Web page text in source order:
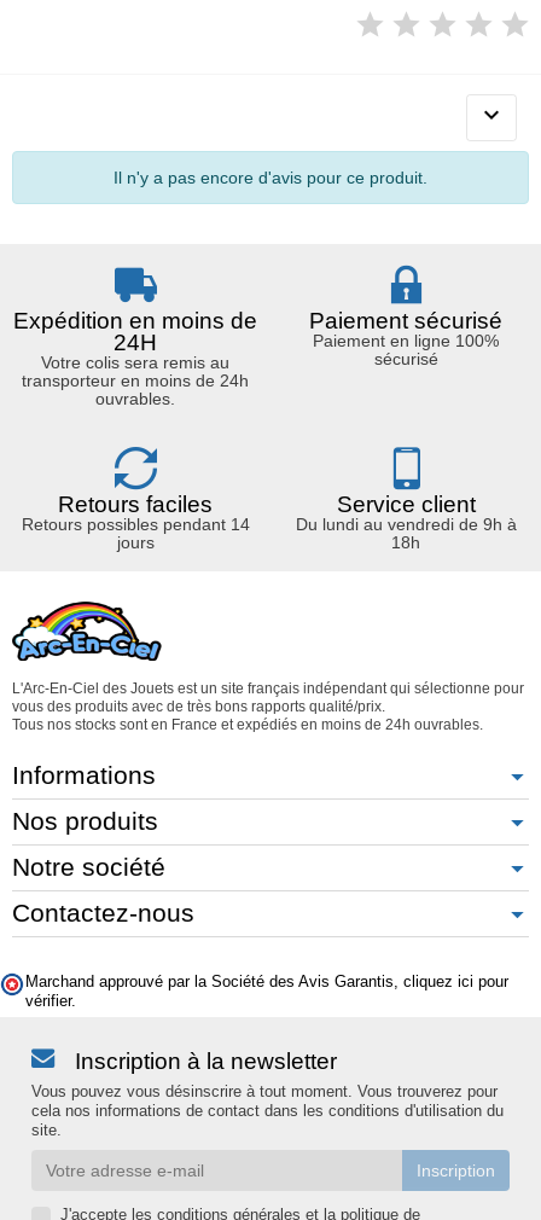

Il n'y a pas encore d'avis pour ce produit.
Expédition en moins de
24H
Votre colis sera remis au
transporteur en moins de 24h
ouvrables.
Paiement sécurisé
Paiement en ligne 100%
sécurisé
Retours faciles
Retours possibles pendant 14
jours
Service client
Du lundi au vendredi de 9h à
18h
L'Arc-En-Ciel des Jouets est un site français indépendant qui sélectionne pour
vous des produits avec de très bons rapports qualité/prix.
Tous nos stocks sont en France et expédiés en moins de 24h ouvrables.
Informations
Nos produits
Notre société
Contactez-nous
Marchand approuvé par la Société des Avis Garantis, cliquez ici pour
vérifier.
Inscription à la newsletter
Vous pouvez vous désinscrire à tout moment. Vous trouverez pour
cela nos informations de contact dans les conditions d'utilisation du
site.
J'accepte les conditions générales et la politique de